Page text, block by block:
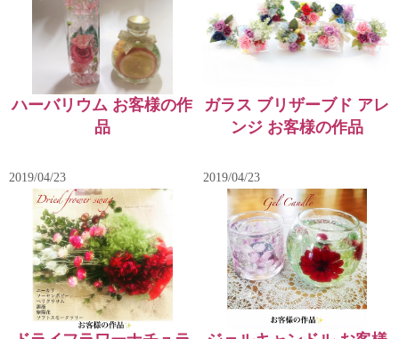
ハーバリウム お客様の作
品
ガラス ブリザーブド アレ
ンジ お客様の作品
2019/04/23 2019/04/23